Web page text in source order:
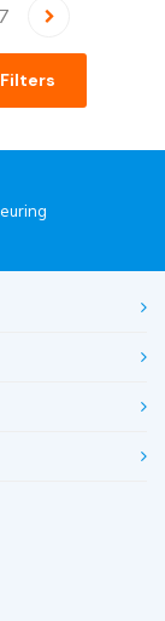
7
Filters